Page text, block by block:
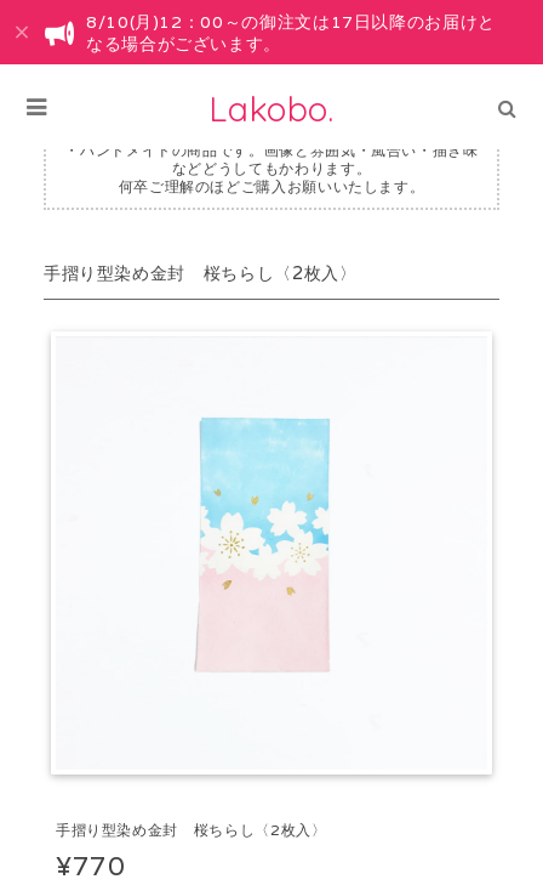
8/10(月)12：00～の御注文は17日以降のお届けと
なる場合がございます。
Lakobo.
・ハンドメイドの商品です。画像と雰囲気・風合い・描き味
などどうしてもかわります。
何卒ご理解のほどご購入お願いいたします。
手摺り型染め金封 桜ちらし〈2枚入〉
手摺り型染め金封 桜ちらし〈2枚入〉
¥770